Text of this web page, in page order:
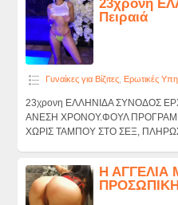
23χρονη
Πειραιά
Γυναίκες για Βίζιτες, Ερωτικές
23χρονη ΕΛΛΗΝΙΔΑ ΣΥΝΟΔΟΣ
ΑΝΕΣΗ ΧΡΟΝΟΥ.ΦΟΥΛ
ΧΩΡΙΣ ΤΑΜΠΟΥ ΣΤΟ ΣΕΞ,
Η ΑΓΓΕΛΙΑ